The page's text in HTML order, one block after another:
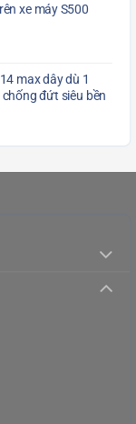
xe máy S500
max dây dù 1
đứt siêu bền